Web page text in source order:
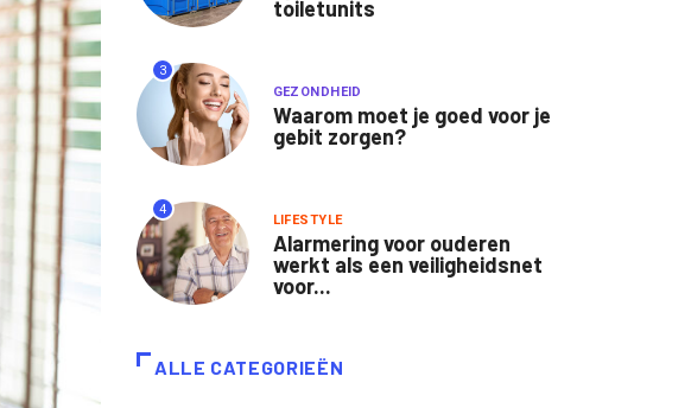
toiletunits
3
GEZONDHEID
Waarom moet je goed voor je
gebit zorgen?
4
LIFESTYLE
Alarmering voor ouderen
werkt als een veiligheidsnet
voor...
ALLE CATEGORIEËN